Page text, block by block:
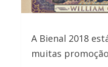
A Bienal 2018
muitas